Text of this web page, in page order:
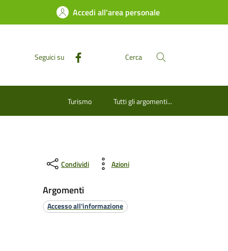
Accedi all'area personale
Seguici su Cerca
Turismo Tutti gli argomenti...
Condividi Azioni
Argomenti
Accesso all'informazione